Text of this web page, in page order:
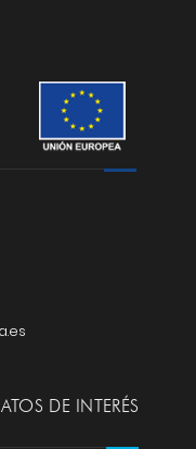
DE INTERÉS